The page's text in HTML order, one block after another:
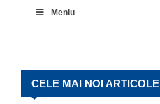
Meniu
CELE MAI NOI ARTICOLE